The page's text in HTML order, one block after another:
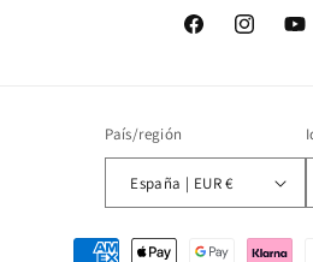
FacebookInstagram
País/región
España | EUR €
Formas